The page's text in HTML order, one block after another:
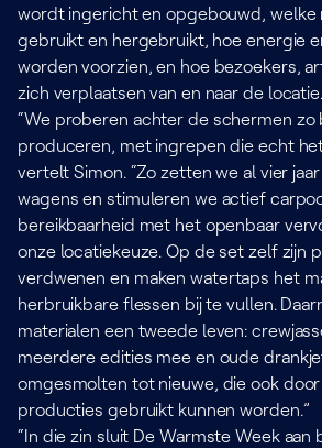
wordt ingericht en opgebouwd, welke
gebruikt en hergebruikt, hoe energie
worden voorzien, en hoe bezoekers,
zich verplaatsen van en naar de locatie.
“We proberen achter de schermen
produceren, met ingrepen die echt
vertelt Simon. “Zo zetten we al vier
wagens en stimuleren we actief
bereikbaarheid met het openbaar
onze locatiekeuze. Op de set zelf zijn
verdwenen en maken watertaps het
herbruikbare flessen bij te vullen.
materialen een tweede leven:
meerdere edities mee en oude
omgesmolten tot nieuwe, die ook door
producties gebruikt kunnen worden.”
“In die zin sluit De Warmste Week aan